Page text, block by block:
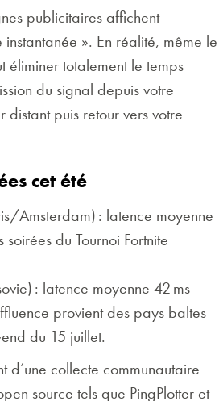
publicitaires affichent
». En réalité, même le
éliminer totalement le temps
du signal depuis votre
distant puis retour vers votre
cet été
Amsterdam) : latence moyenne
du Tournoi Fortnite
: latence moyenne 42 ms
provient des pays baltes
du 15 juillet.
d’une collecte communautaire
source tels que PingPlotter et